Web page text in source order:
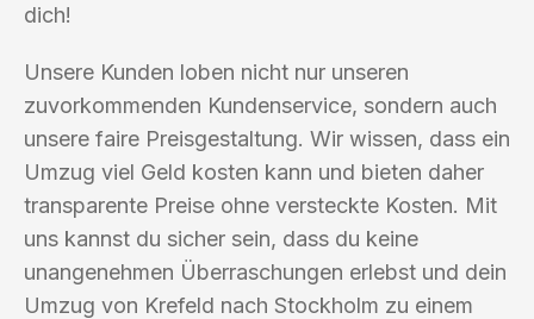
dich!
Unsere Kunden loben nicht nur unseren
zuvorkommenden Kundenservice, sondern auch
unsere faire Preisgestaltung. Wir wissen, dass ein
Umzug viel Geld kosten kann und bieten daher
transparente Preise ohne versteckte Kosten. Mit
uns kannst du sicher sein, dass du keine
unangenehmen Überraschungen erlebst und dein
Umzug von Krefeld nach Stockholm zu einem